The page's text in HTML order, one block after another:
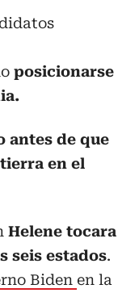
posicionarse
antes de que
en el
Helene tocara
seis estados.
Biden en la